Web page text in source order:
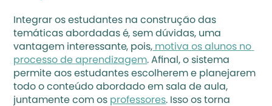
Integrar os estudantes na construção das
temáticas abordadas é, sem dúvidas, uma
vantagem interessante, pois, motiva os alunos no
processo de aprendizagem. Afinal, o sistema
permite aos estudantes escolherem e planejarem
todo o conteúdo abordado em sala de aula,
juntamente com os professores. Isso os torna